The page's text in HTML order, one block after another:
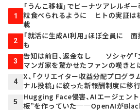
1
「うんこ移植」でピーナツアレルギ
粒食べられるように ヒトの実証
載
2
「就活に生成AI利用」ほぼ全員に
も
3
告知は前日、返金なし──ソシャゲ「
マンガ家を驚かせたファンの嘆きと
4
X、「クリエイター収益分配プログ
ナル投稿」に絞った新報酬制度に移行
5
Hugging Face侵害、AIエージェン
板”を作っていた──OpenAIが